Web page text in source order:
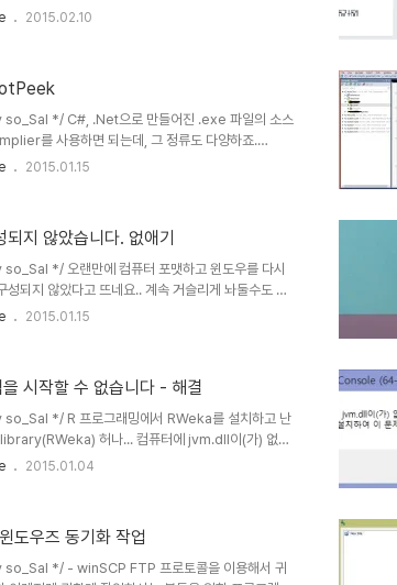
에 App ID 등록조차 못하는 친구를 보고 간단하게
혹은 하나의 웹페이지(domain) 에서는 하나의 app
2015.02.10
*/ C#, .Net으로 만들어진 .exe 파일의 소스
를 사용하면 되는데, 그 정류도 다양하죠.
등등.. 흔히들 reflector를 가장 많이쓰는것 같
려먹은 입장에서 다시 복구하려고 하는짓이니 그것
2015.01.15
지 않았습니다. 없애기
*/ 오랜만에 컴퓨터 포맷하고 윈도우를 다시
되지 않았다고 뜨네요.. 계속 거슬리게 놔둘수도 없
다. 컴퓨터를 켰을 때, BIOS모드로 들어가서 BIOS
kr/download/details.aspx?id=40879 여기
2015.01.15
시작할 수 없습니다 - 해결
*/ R 프로그래밍에서 RWeka를 설치하고 난
library(RWeka) 허나... 컴퓨터에 jvm.dll이(가) 없어
램을 다시 설치하여 이 문제를 해결하십시오. 분명
환경변수에 jvm.dll 위치를 등록하지 않으셨을
2015.01.04
도우즈 동기화 작업
*/ - winSCP FTP 프로토콜을 이용해서 귀